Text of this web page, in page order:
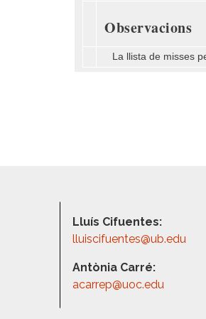
Observacions
La llista de misses
Lluís Cifuentes:
lluiscifuentes@ub.edu
Antònia Carré:
acarrep@uoc.edu